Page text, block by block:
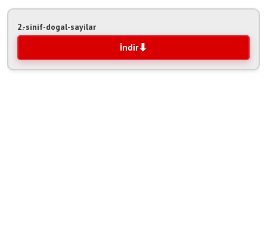
2.-sinif-dogal-sayilar
İndir